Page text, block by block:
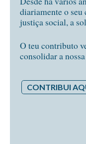
diariamente o seu
justiça social, a
O teu contributo
consolidar a
CONTRIBUI